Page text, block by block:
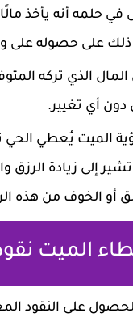
في حلمه أنه يأخذ
ذلك على حصوله على
الذي تركه
أي تغيير.
الميت يُعطي الحي
إلى زيادة الرزق
أو الخوف من هذه
الميت
على النقود